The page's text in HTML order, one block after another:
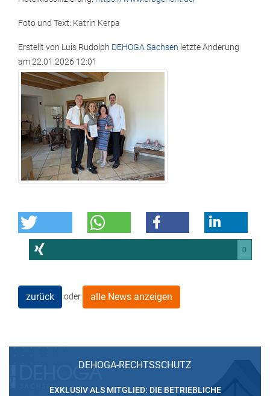
Foto und Text: Katrin Kerpa
Erstellt von Luis Rudolph DEHOGA Sachsen letzte Änderung
am22.01.2026 12:01
0
zurück oder alle News anzeigen
DEHOGA-RECHTSSCHUTZ
EXKLUSIV ALS MITGLIED: DIE BETRIEBLICHE